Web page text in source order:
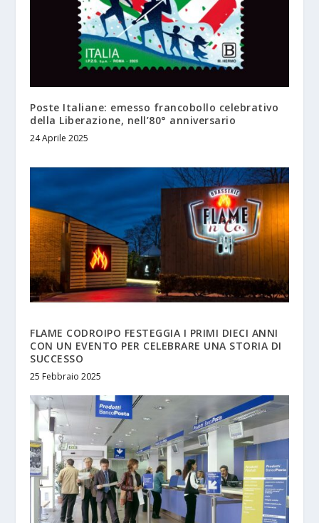
Poste Italiane: emesso francobollo celebrativo
della Liberazione, nell’80° anniversario
24 Aprile 2025
FLAME CODROIPO FESTEGGIA I PRIMI DIECI ANNI
CON UN EVENTO PER CELEBRARE UNA STORIA DI
SUCCESSO
25 Febbraio 2025